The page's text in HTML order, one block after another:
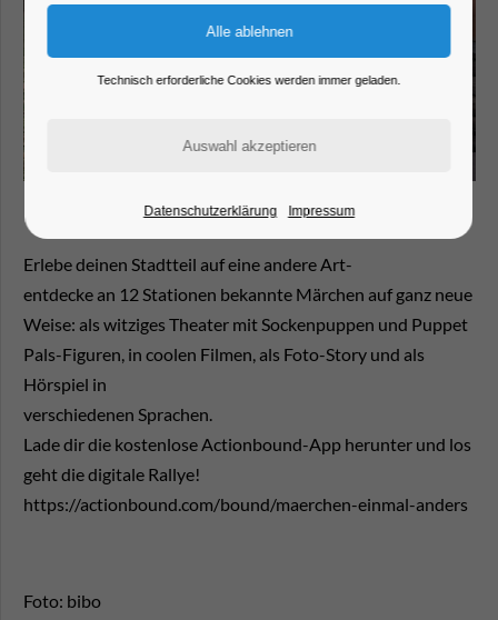
Erlebe deinen Stadtteil auf eine andere Art-
entdecke an 12 Stationen bekannte Märchen auf ganz neue
Weise: als witziges Theater mit Sockenpuppen und Puppet
Pals-Figuren, in coolen Filmen, als Foto-Story und als
Hörspiel in
verschiedenen Sprachen.
Lade dir die kostenlose Actionbound-App herunter und los
geht die digitale Rallye!
https://actionbound.com/bound/maerchen-einmal-anders
Foto: bibo
Technisch erforderliche Cookies werden immer geladen.
Datenschutzerklärung Impressum